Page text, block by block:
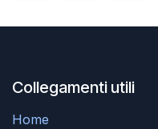
Collegamenti utili
Home